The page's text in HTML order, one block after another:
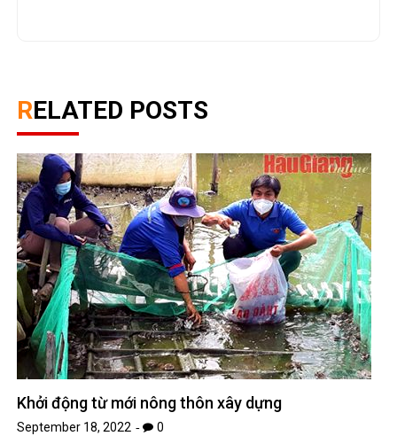
RELATED POSTS
Khởi động từ mới nông thôn xây dựng
September 18, 2022 0